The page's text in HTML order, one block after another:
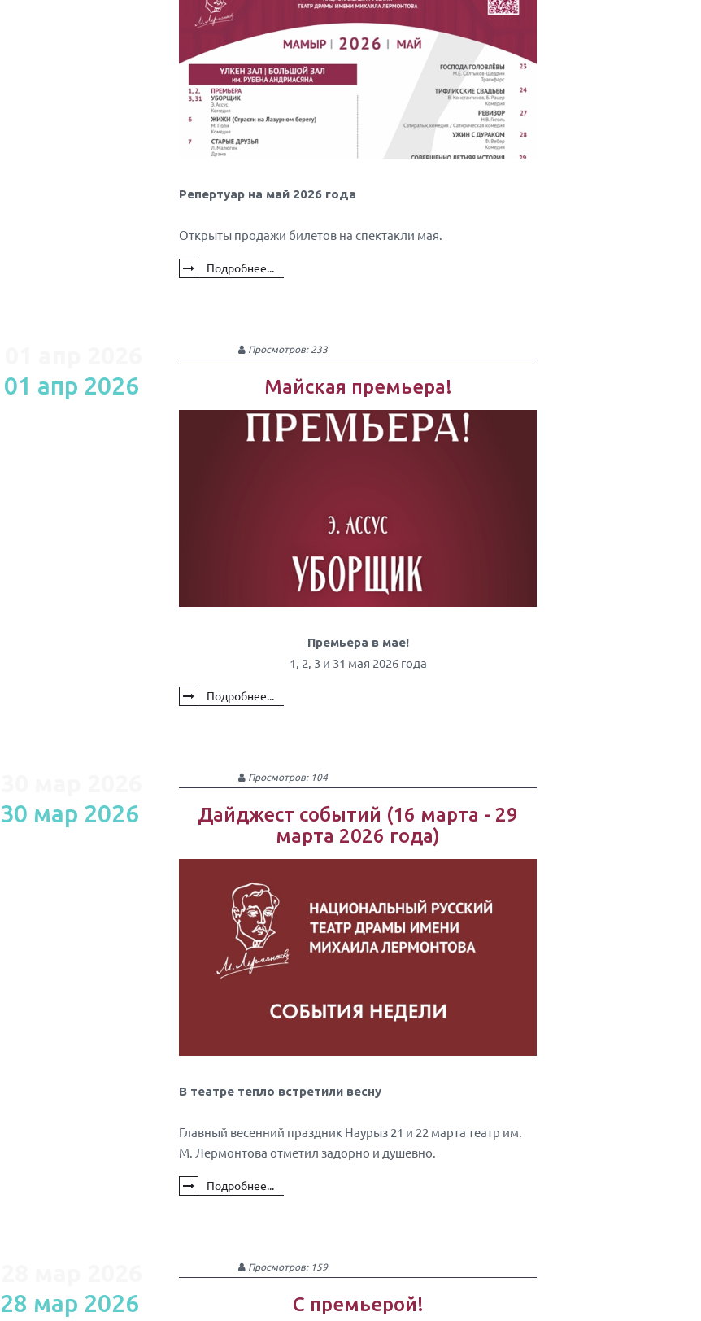
Репертуар на май 2026 года
Открыты продажи билетов на спектакли мая.
Подробнее...
01 апр 2026
Просмотров: 233
Майская премьера!
Премьера в мае!
1, 2, 3 и 31 мая 2026 года
Подробнее...
30 мар 2026
Просмотров: 104
Дайджест событий (16 марта - 29
марта 2026 года)
В театре тепло встретили весну
Главный весенний праздник Наурыз 21 и 22 марта театр им.
М. Лермонтова отметил задорно и душевно.
Подробнее...
28 мар 2026
Просмотров: 159
С премьерой!